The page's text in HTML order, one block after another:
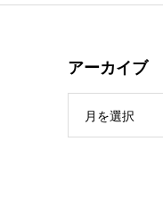
アーカイブ
月を選択